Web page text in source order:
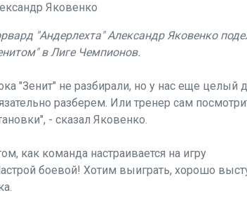
Яковенко
"Андерлехта" Александр Яковенко
в Лиге Чемпионов.
"Зенит" не разбирали, но у нас еще целый
разберем. Или тренер сам
- сказал Яковенко.
как команда настраивается на игру
боевой! Хотим выиграть, хорошо